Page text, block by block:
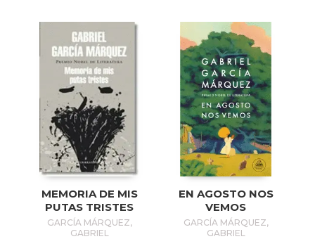
MEMORIA DE MIS
PUTAS TRISTES
GARCÍA MÁRQUEZ,
GABRIEL
EN AGOSTO NOS
VEMOS
GARCÍA MÁRQUEZ,
GABRIEL